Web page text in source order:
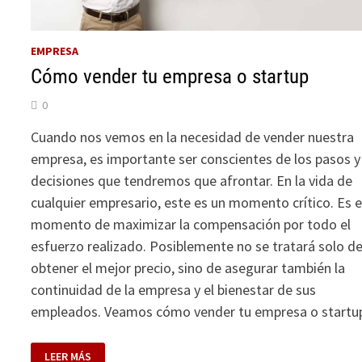
EMPRESA
Cómo vender tu empresa o startup
0
Cuando nos vemos en la necesidad de vender nuestra
empresa, es importante ser conscientes de los pasos y
decisiones que tendremos que afrontar. En la vida de
cualquier empresario, este es un momento crítico. Es
momento de maximizar la compensación por todo el
esfuerzo realizado. Posiblemente no se tratará solo de
obtener el mejor precio, sino de asegurar también la
continuidad de la empresa y el bienestar de sus
empleados. Veamos cómo vender tu empresa o
LEER MÁS